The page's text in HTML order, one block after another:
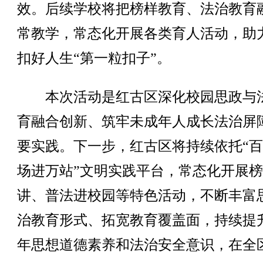
效。后续学校将把榜样教育、法治教育
常教学，常态化开展各类育人活动，助
扣好人生“第一粒扣子”。
本次活动是红古区深化校园思政与
育融合创新、筑牢未成年人成长法治屏
要实践。下一步，红古区将持续依托“
场进万站”文明实践平台，常态化开展
讲、普法进校园等特色活动，不断丰富
治教育形式、拓宽教育覆盖面，持续提
年思想道德素养和法治安全意识，在全